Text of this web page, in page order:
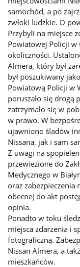
samochód, a po
zwłoki ludzkie. O
Przybyli na miejsce
Powiatowej Policji
okoliczności.
Almera, który był
był poszukiwany
Powiatową Policji w
poruszało się drogą
zatrzymało się w
w prawo. W
ujawniono śladów
Nissana, jak i sam
Z uwagi na
przewiezione do
Medycznego w
oraz zabezpieczenia
obecnej do akt
opinia.
Ponadto w toku
miejsca zdarzenia i
fotograficzną.
Nissan Almera, a
mieszkańców.